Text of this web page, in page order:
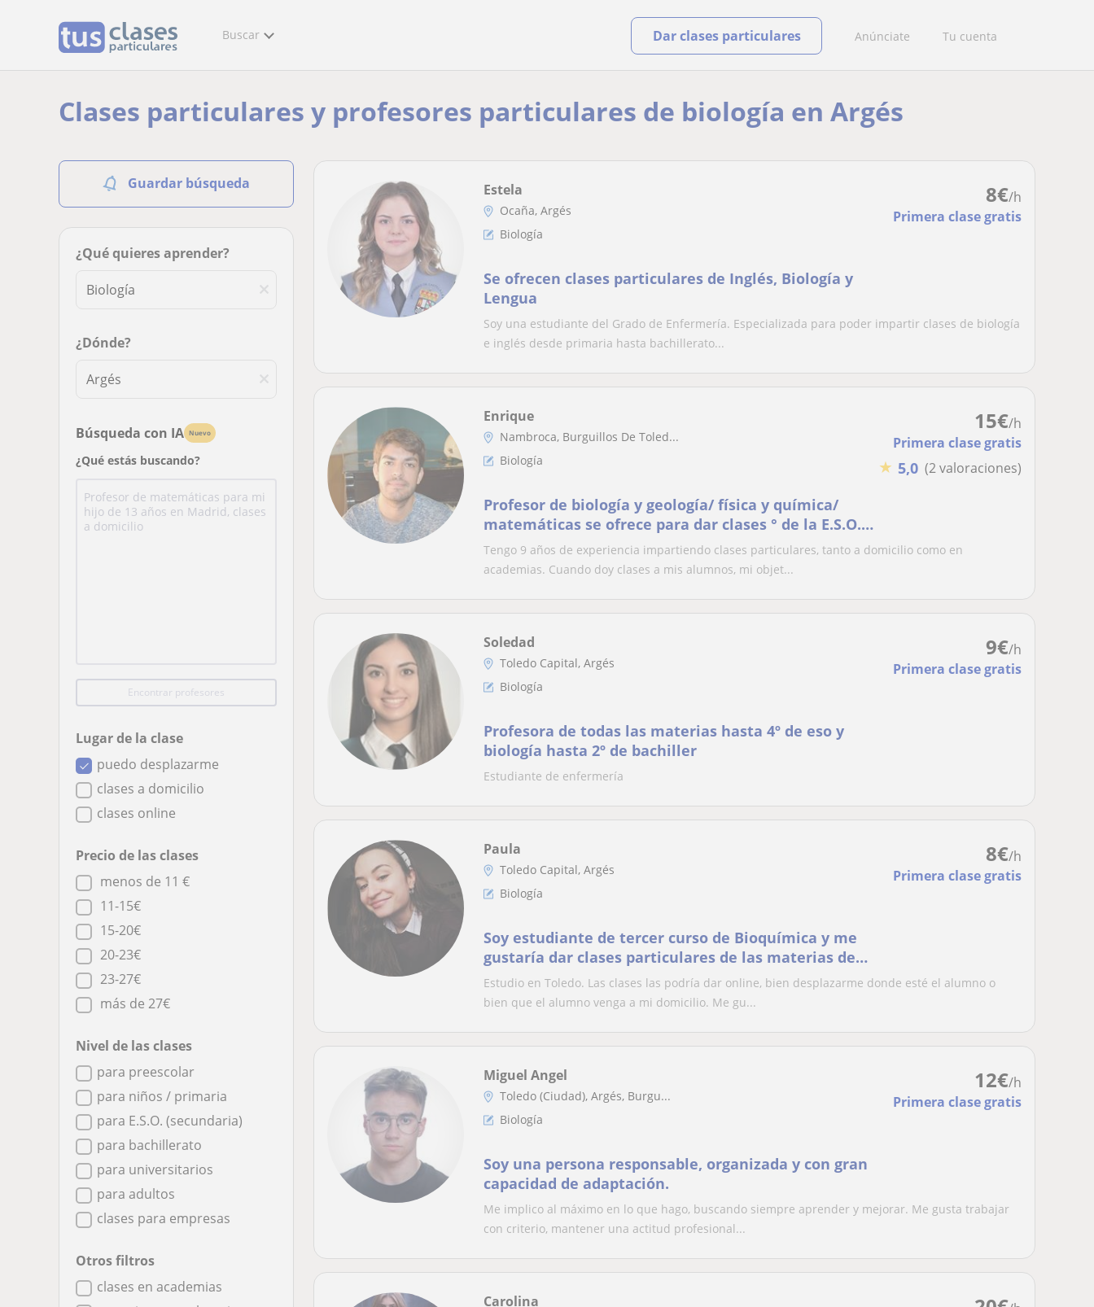
Buscar Anúnciate Tu cuenta
Dar clases particulares
Clases particulares y profesores particulares de biología en Argés
Guardar búsqueda
¿Qué quieres aprender?
¿Dónde?
Búsqueda con IA Nuevo
¿Qué estás buscando?
Encontrar profesores
Lugar de la clase
puedo desplazarme
clases a domicilio
clases online
Precio de las clases
menos de 11 €
11-15€
15-20€
20-23€
23-27€
más de 27€
Nivel de las clases
para preescolar
para niños / primaria
para E.S.O. (secundaria)
para bachillerato
para universitarios
para adultos
clases para empresas
Otros filtros
clases en academias
8€/h
Primera clase gratis
Estela
Ocaña, Argés
Biología
Se ofrecen clases particulares de Inglés, Biología y
Lengua
Soy una estudiante del Grado de Enfermería. Especializada para poder impartir clases de biología
e inglés desde primaria hasta bachillerato...
15€/h
Primera clase gratis
★ 5,0 (2 valoraciones)
Enrique
Nambroca, Burguillos De Toled...
Biología
Profesor de biología y geología/ física y química/
matemáticas se ofrece para dar clases ° de la E.S.O.
hasta segundo de bachillerato. También doy clases a
grados medios/superiores y grados universitarios
Tengo 9 años de experiencia impartiendo clases particulares, tanto a domicilio como en
academias. Cuando doy clases a mis alumnos, mi objet...
9€/h
Primera clase gratis
Soledad
Toledo Capital, Argés
Biología
Profesora de todas las materias hasta 4º de eso y
biología hasta 2º de bachiller
Estudiante de enfermería
8€/h
Primera clase gratis
Paula
Toledo Capital, Argés
Biología
Soy estudiante de tercer curso de Bioquímica y me
gustaría dar clases particulares de las materias de
química, biología y matemáticas
Estudio en Toledo. Las clases las podría dar online, bien desplazarme donde esté el alumno o
bien que el alumno venga a mi domicilio. Me gu...
12€/h
Primera clase gratis
Miguel Angel
Toledo (Ciudad), Argés, Burgu...
Biología
Soy una persona responsable, organizada y con gran
capacidad de adaptación.
Me implico al máximo en lo que hago, buscando siempre aprender y mejorar. Me gusta trabajar
con criterio, mantener una actitud profesional...
Carolina